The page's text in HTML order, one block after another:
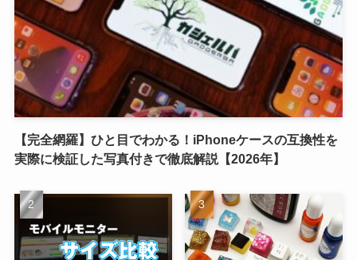
【完全網羅】ひと目でわかる！iPhoneケースの互換性を
実際に検証した写真付きで徹底解説【2026年】